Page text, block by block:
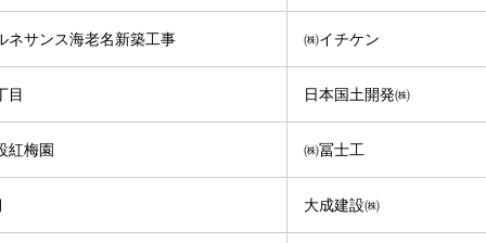
ネサンス海老名新築工事 ㈱イチケン
目 日本国土開発㈱
紅梅園 ㈱冨士工
大成建設㈱